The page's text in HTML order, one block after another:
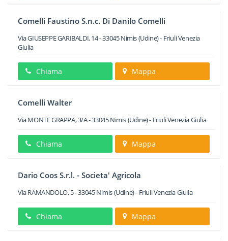
Comelli Faustino S.n.c. Di Danilo Comelli
Via GIUSEPPE GARIBALDI, 14-33045Nimis(Udine) - Friuli Venezia
Giulia
Chiama Mappa
Comelli Walter
Via MONTE GRAPPA, 3/A-33045Nimis(Udine) - Friuli Venezia Giulia
Chiama Mappa
Dario Coos S.r.l. - Societa' Agricola
Via RAMANDOLO, 5-33045Nimis(Udine) - Friuli Venezia Giulia
Chiama Mappa